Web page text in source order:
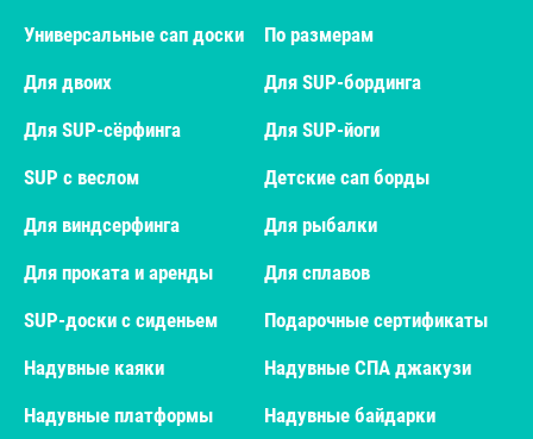
Универсальные сап доски
По размерам
Для двоих
Для SUP-бординга
Для SUP-сёрфинга
Для SUP-йоги
SUP с веслом
Детские сап борды
Для виндсерфинга
Для рыбалки
Для проката и аренды
Для сплавов
SUP-доски с сиденьем
Подарочные сертификаты
Надувные каяки
Надувные СПА джакузи
Надувные платформы
Надувные байдарки